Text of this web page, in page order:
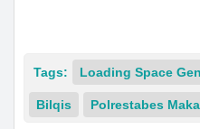
Tags: Loading Space
Bilqis Polrestabes